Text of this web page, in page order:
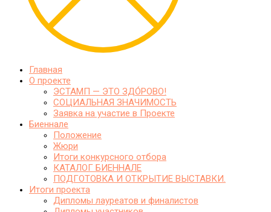
Главная
О проекте
ЭСТАМП — ЭТО ЗДО́РОВО!
СОЦИАЛЬНАЯ ЗНАЧИМОСТЬ
Заявка на участие в Проекте
Биеннале
Положение
Жюри
Итоги конкурсного отбора
КАТАЛОГ БИЕННАЛЕ
ПОДГОТОВКА И ОТКРЫТИЕ ВЫСТАВКИ.
Итоги проекта
Дипломы лауреатов и финалистов